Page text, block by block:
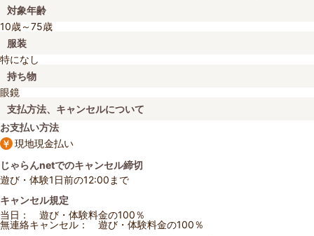
対象年齢
10歳～75歳
服装
特になし
持ち物
眼鏡
支払方法、キャンセルについて
お支払い方法
現地現金払い
じゃらんnetでのキャンセル締切
遊び・体験1日前の12:00まで
キャンセル規定
当日： 遊び・体験料金の100％
無連絡キャンセル： 遊び・体験料金の100％